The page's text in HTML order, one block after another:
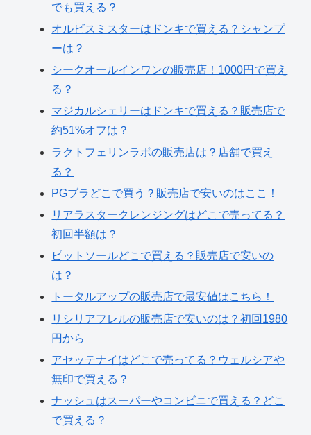
でも買える？
オルビスミスターはドンキで買える？シャンプ
ーは？
シークオールインワンの販売店！1000円で買え
る？
マジカルシェリーはドンキで買える？販売店で
約51%オフは？
ラクトフェリンラボの販売店は？店舗で買え
る？
PGブラどこで買う？販売店で安いのはここ！
リアラスタークレンジングはどこで売ってる？
初回半額は？
ピットソールどこで買える？販売店で安いの
は？
トータルアップの販売店で最安値はこちら！
リシリアフレルの販売店で安いのは？初回1980
円から
アセッテナイはどこで売ってる？ウェルシアや
無印で買える？
ナッシュはスーパーやコンビニで買える？どこ
で買える？